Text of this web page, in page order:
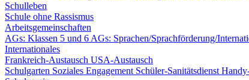
Schulleben
Schule ohne Rassismus
Arbeitsgemeinschaften
AGs: Klassen 5 und 6 AGs: Sprachen/Sprachförderung/
Internationales
Frankreich-Austausch USA-Austausch
Schulgarten Soziales Engagement Schüler-Sanitätsdienst